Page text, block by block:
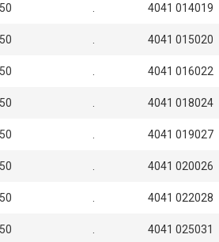
50 4041 014019
50 4041 015020
50 4041 016022
50 4041 018024
50 4041 019027
50 4041 020026
50 4041 022028
50 4041 025031